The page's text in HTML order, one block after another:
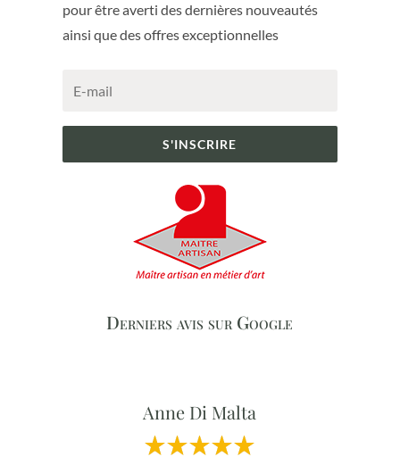
pour être averti des dernières nouveautés
ainsi que des offres exceptionnelles
S'INSCRIRE
Derniers avis sur Google
Anne Di Malta